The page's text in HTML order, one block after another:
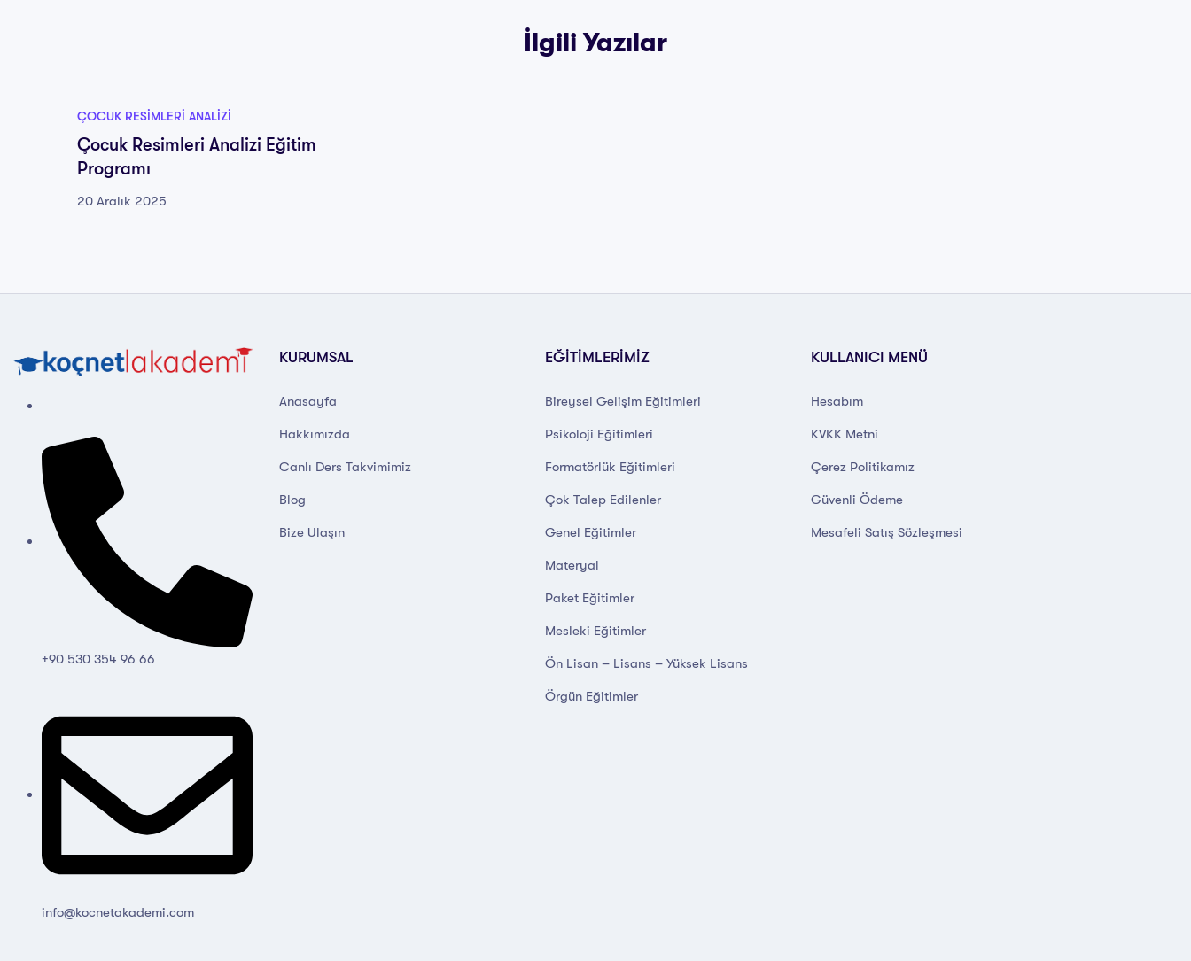
İlgili Yazılar
ÇOCUK RESIMLERI ANALIZI
Çocuk Resimleri Analizi Eğitim
Programı
20 Aralık 2025
+90 530 354 96 66
info@kocnetakademi.com
KURUMSAL
Anasayfa
Hakkımızda
Canlı Ders Takvimimiz
Blog
Bize Ulaşın
EĞİTİMLERİMİZ
Bireysel Gelişim Eğitimleri
Psikoloji Eğitimleri
Formatörlük Eğitimleri
Çok Talep Edilenler
Genel Eğitimler
Materyal
Paket Eğitimler
Mesleki Eğitimler
Ön Lisan – Lisans – Yüksek Lisans
Örgün Eğitimler
KULLANICI MENÜ
Hesabım
KVKK Metni
Çerez Politikamız
Güvenli Ödeme
Mesafeli Satış Sözleşmesi